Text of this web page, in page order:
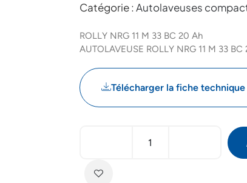
Catégorie : Autolaveuses
ROLLY NRG 11 M 33 BC 20 Ah
AUTOLAVEUSE ROLLY NRG 11 M 33
Télécharger la fiche technique